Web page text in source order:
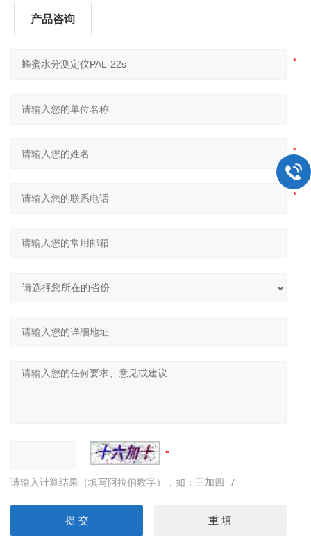
产品咨询
请输入计算结果（填写阿拉伯数字），如：三加四=7